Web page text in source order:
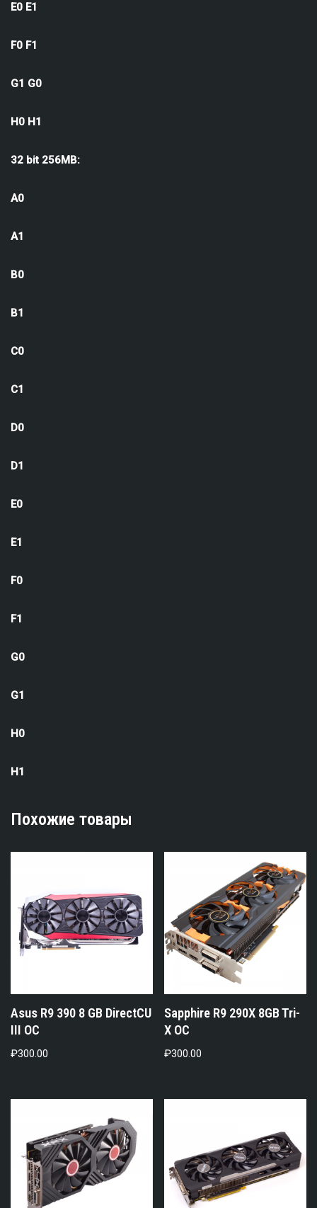
E0 E1
F0 F1
G1 G0
H0 H1
32 bit 256MB:
A0
A1
B0
B1
C0
C1
D0
D1
E0
E1
F0
F1
G0
G1
H0
H1
Похожие товары
Asus R9 390 8 GB DirectCU
III OC
₽300.00
Sapphire R9 290X 8GB Tri-
X OC
₽300.00